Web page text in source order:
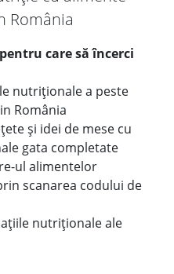
România
care să încerci
nutriționale a peste
România
și idei de mese cu
gata completate
ul alimentelor
scanarea codului de
nutriționale ale